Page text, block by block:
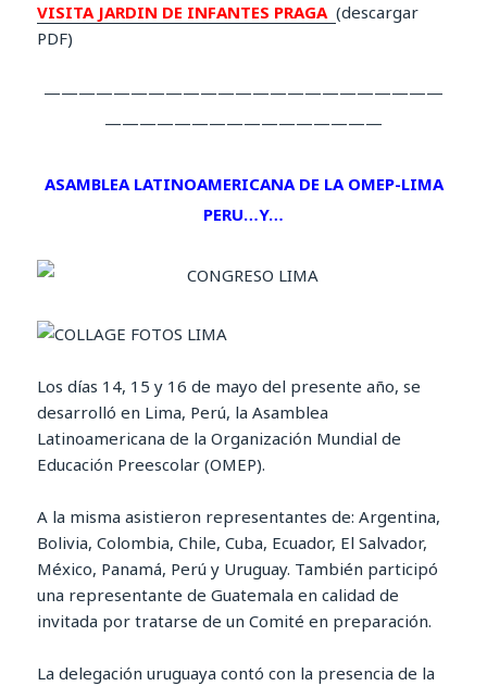
VISITA JARDIN DE INFANTES PRAGA (descargar
PDF)
———————————————————————
————————————————
ASAMBLEA LATINOAMERICANA DE LA OMEP-LIMA
PERU…Y…
Los días 14, 15 y 16 de mayo del presente año, se
desarrolló en Lima, Perú, la Asamblea
Latinoamericana de la Organización Mundial de
Educación Preescolar (OMEP).
A la misma asistieron representantes de: Argentina,
Bolivia, Colombia, Chile, Cuba, Ecuador, El Salvador,
México, Panamá, Perú y Uruguay. También participó
una representante de Guatemala en calidad de
invitada por tratarse de un Comité en preparación.
La delegación uruguaya contó con la presencia de la